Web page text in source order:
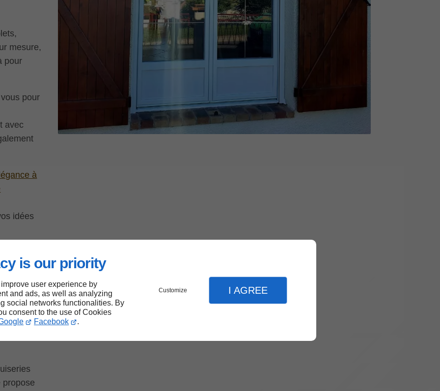
is our priority
user experience by
and ads, as well as analyzing
social networks functionalities. By
consent to the use of Cookies
Facebook .
Customize I AGREE
mesure,
pour
pour
avec
à
idées
propose